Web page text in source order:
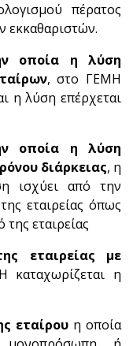
πέρατος
εκκαθαριστών.
οποία η λύση
, στο ΓΕΜΗ
η λύση επέρχεται
οποία η λύση
διάρκειας, η
ισχύει από την
εταιρείας όπως
εταιρείας
εταιρείας με
η
εταίρου η οποία